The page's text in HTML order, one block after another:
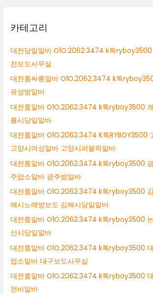
카테고리
대전당일알바 O1O.2062.3474 k톡ryboy3500
전보도사무실
대전룸싸롱알바 O1O.2062.3474 k톡
유성밤알바
대전룸알바 O1O.2062.3474 k톡ryboy3500
룡시당일알바
대전룸알바 O1O.2062.3474 K톡RYBOY3500
고양시여성알바 고양시퍼블릭알바
대전룸알바 O1O.2062.3474 k톡ryboy3500
주업소알바 광주밤알바
대전룸알바 O1O.2062.3474 k톡ryboy3500
해시노래방보도 김해시당일알바
대전룸알바 O1O.2062.3474 k톡ryboy3500
산시당일알바
대전룸알바 O1O.2062.3474 k톡ryboy3500
업소알바 대구보도사무실
대전룸알바 O1O.2062.3474 k톡ryboy3500
전바알바